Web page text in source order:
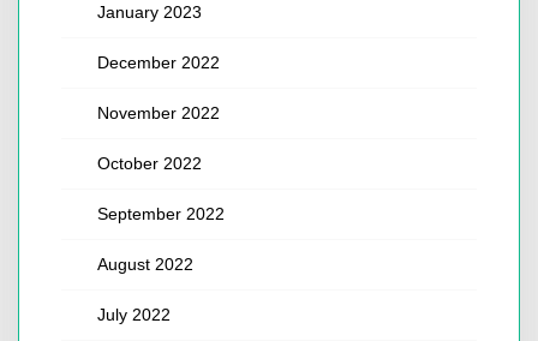
January 2023
December 2022
November 2022
October 2022
September 2022
August 2022
July 2022